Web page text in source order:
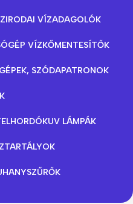
IRODAI VÍZADAGOLÓK
VÍZKŐMENTESÍTŐK
SZÓDAPATRONOK
UV LÁMPÁK